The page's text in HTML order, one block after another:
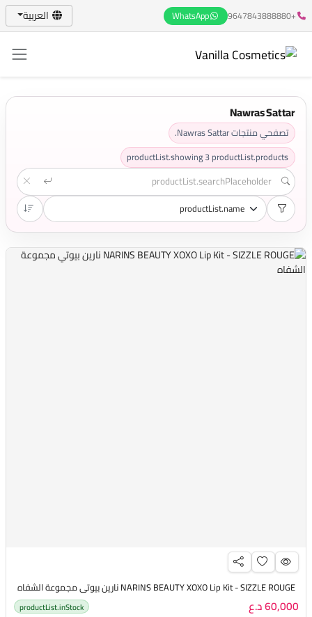
+9647843888880
WhatsApp العربية
Nawras Sattar
تصفحي منتجات Nawras Sattar.
productList.showing3productList.products
NARINS BEAUTY XOXO Lip Kit - SIZZLE ROUGE نارين بيوتي مجموعة الشفاه
60,000 د.ع productList.inStock